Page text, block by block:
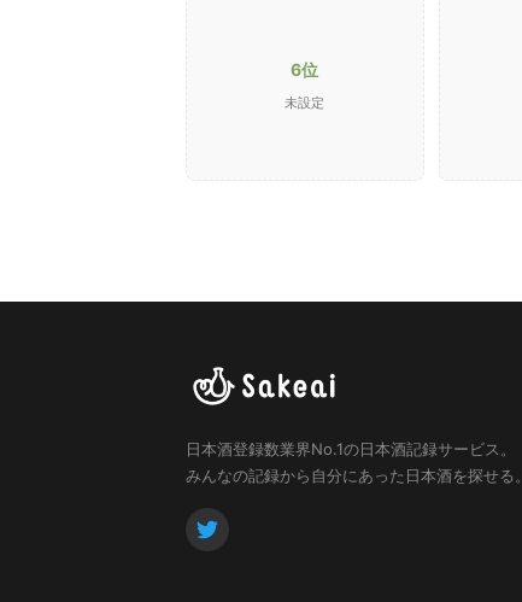
6位
未設定
日本酒登録数業界No.1の日本酒記録サービス。
みんなの記録から自分にあった日本酒を探せる。